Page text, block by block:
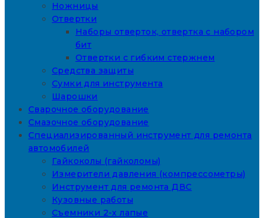
Ножницы
Отвертки
Наборы отверток, отвертка с набором
бит
Отвертки с гибким стержнем
Средства защиты
Сумки для инструмента
Шарошки
Сварочное оборудование
Смазочное оборудование
Специализированный инструмент для ремонта
автомобилей
Гайкоколы (гайколомы)
Измерители давления (компрессометры)
Инструмент для ремонта ДВС
Кузовные работы
Съемники 2-х лапые